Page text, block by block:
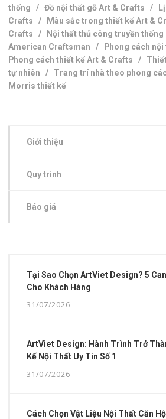
thống /Đồ nội thất gỗ Art & Crafts /
Crafts / Màu sắc trong thiết kế Art &
Crafts / Nội thất thủ công truyền thống
American Craftsman / Phong cách
Phong cách thiết kế Art & Crafts /
tự nhiên / Trang trí nhà theo phong
Morris thiết kế
Giới thiệu
Quy trình
Báo giá
Tại Sao Chọn ArtViet Design? 5
Cho Khách Hàng
31/07/2026
ArtViet Design: Hành Trình Trở
Kế Nội Thất Uy Tín Số 1
31/07/2026
Cách Chọn Vật Liệu Nội Thất Căn